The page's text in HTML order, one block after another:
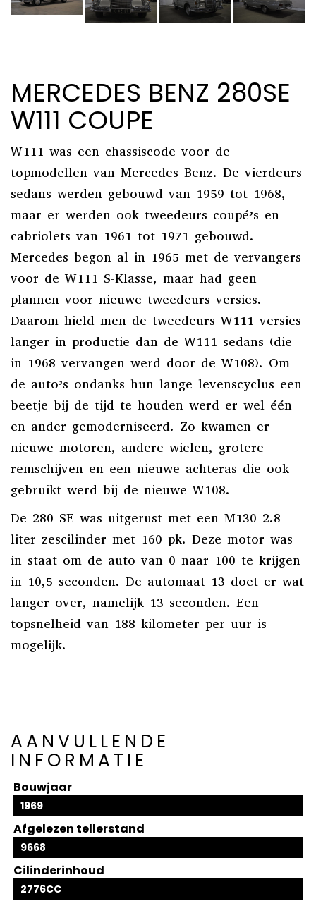
MERCEDES BENZ 280SE
W111 COUPE
W111 was een chassiscode voor de
topmodellen van Mercedes Benz. De vierdeurs
sedans werden gebouwd van 1959 tot 1968,
maar er werden ook tweedeurs coupé’s en
cabriolets van 1961 tot 1971 gebouwd.
Mercedes begon al in 1965 met de vervangers
voor de W111 S-Klasse, maar had geen
plannen voor nieuwe tweedeurs versies.
Daarom hield men de tweedeurs W111 versies
langer in productie dan de W111 sedans (die
in 1968 vervangen werd door de W108). Om
de auto’s ondanks hun lange levenscyclus een
beetje bij de tijd te houden werd er wel één
en ander gemoderniseerd. Zo kwamen er
nieuwe motoren, andere wielen, grotere
remschijven en een nieuwe achteras die ook
gebruikt werd bij de nieuwe W108.
De 280 SE was uitgerust met een M130 2.8
liter zescilinder met 160 pk. Deze motor was
in staat om de auto van 0 naar 100 te krijgen
in 10,5 seconden. De automaat 13 doet er wat
langer over, namelijk 13 seconden. Een
topsnelheid van 188 kilometer per uur is
mogelijk.
AANVULLENDE
INFORMATIE
Bouwjaar
1969
Afgelezen tellerstand
9668
Cilinderinhoud
2776CC